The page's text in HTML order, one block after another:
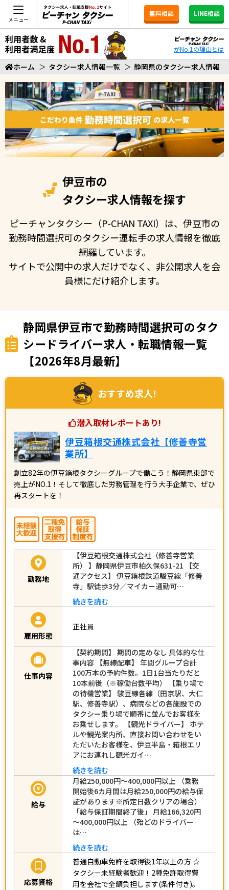
メニュー
無料相談 LINE相談
がNo.1の理由とは
ホーム ＞ タクシー求人情報一覧 ＞ 静岡県のタクシー求人情報
伊豆市の
タクシー求人情報を探す
ピーチャンタクシー（P-CHAN TAXI）は、伊豆市の
勤務時間選択可のタクシー運転手の求人情報を徹底
網羅しています。
サイトで公開中の求人だけでなく、非公開求人を会
員様にだけ紹介します。
静岡県伊豆市で勤務時間選択可のタク
シードライバー求人・転職情報一覧
【2026年8月最新】
おすすめ求人!
潜入取材レポートあり!
伊豆箱根交通株式会社【修善寺営
業所】
創立82年の伊豆箱根タクシーグループで働こう！静岡県東部で
売上がNO.1！そして徹底した労務管理を行う大手企業で、ぜひ
再スタートを！
勤務地
【伊豆箱根交通株式会社（修善寺営業
所） 】静岡県伊豆市柏久保631-21 【交
通アクセス】 伊豆箱根鉄道駿豆線「修善
寺」駅徒歩3分／マイカー通勤可…
続きを読む
雇用形態
正社員
仕事内容
【契約期間】 期間の定めなし 具体的な仕
事内容 【無線配車】 年間グループ合計
100万本の予約件数。1日1台当たりだと
10本前後（※稼働台数平均） 【乗り場で
の待機営業】 駿豆線各線（田京駅、大仁
駅、修善寺駅）、病院などの各施設での
タクシー乗り場で順番に並んでお客様を
お乗せします。 【観光ドライバー】 ホテ
ルや観光案内所、直接お問い合わせをい
ただいたお客様を、伊豆半島・箱根エリ
アにお連れし観光ガイ…
続きを読む
給与
月給250,000円～400,000円以上 （乗務
開始後6カ月間は月給250,000円の給与保
証があります※所定日数クリアの場合）
「給与保証期間終了後」 月給166,320円
～400,000円以上 （殆どのドライバー
は…
続きを読む
応募資格
普通自動車免許を取得後1年以上の方☆
タクシー未経験者歓迎！2種免許取得費
用を会社で全額負担します(条件付き)。